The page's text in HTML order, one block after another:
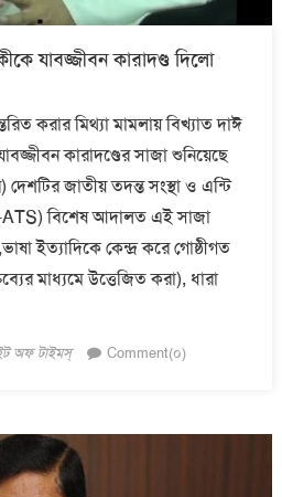
যাবজ্জীবন কারাদণ্ড দিলো
করার মিথ্যা মামলায় বিখ্যাত দাঈ
কারাদণ্ডের সাজা শুনিয়েছে
দেশটির জাতীয় তদন্ত সংস্থা ও এন্টি
ATS) বিশেষ আদালত এই সাজা
ইত্যাদিকে কেন্দ্র করে গোষ্ঠীগত
মাধ্যমে উত্তেজিত করা), ধারা
অফ টাইমস্ Comment(০)